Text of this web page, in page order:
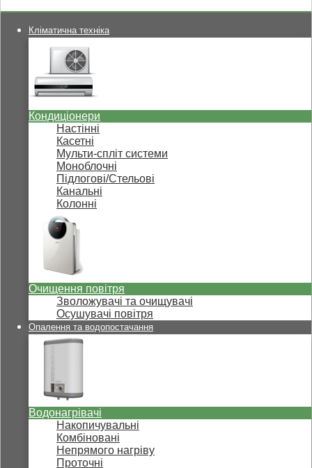
Кліматична техніка
Кондиціонери
Настінні
Касетні
Мульти-спліт системи
Моноблочні
Підлогові/Стельові
Канальні
Колонні
Очищення повітря
Зволожувачі та очищувачі
Осушувачі повітря
Опалення та водопостачання
Водонагрівачі
Накопичувальні
Комбіновані
Непрямого нагріву
Проточні